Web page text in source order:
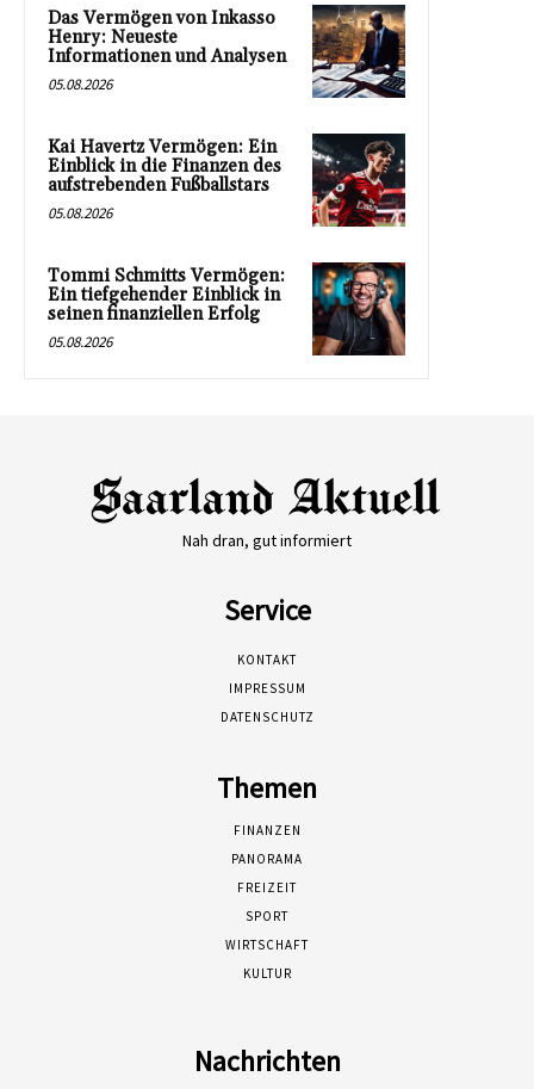
Das Vermögen von Inkasso
Henry: Neueste
Informationen und Analysen
05.08.2026
Kai Havertz Vermögen: Ein
Einblick in die Finanzen des
aufstrebenden Fußballstars
05.08.2026
Tommi Schmitts Vermögen:
Ein tiefgehender Einblick in
seinen finanziellen Erfolg
05.08.2026
Nah dran, gut informiert
Service
KONTAKT
IMPRESSUM
DATENSCHUTZ
Themen
FINANZEN
PANORAMA
FREIZEIT
SPORT
WIRTSCHAFT
KULTUR
Nachrichten